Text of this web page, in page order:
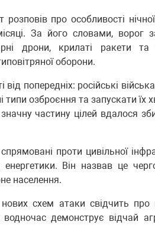
про особливості
За його словами, ворог
дрони, крилаті ракети та
оборони.
попередніх: російські
типи озброєння та запускати
частину цілей вдалося
проти цивільної
енергетики. Він назвав це
населення.
схем атаки свідчить про
демонструє відчай